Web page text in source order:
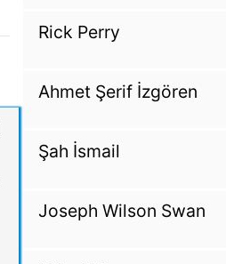
Rick Perry
Ahmet Şerif İzgören
Şah İsmail
Joseph Wilson Swan